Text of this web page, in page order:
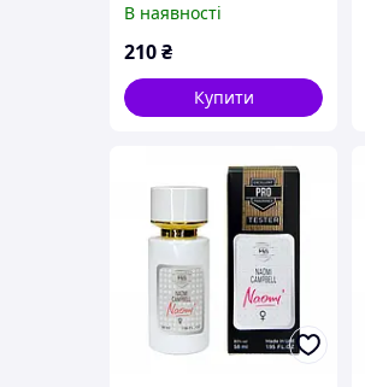
В наявності
210₴
Купити